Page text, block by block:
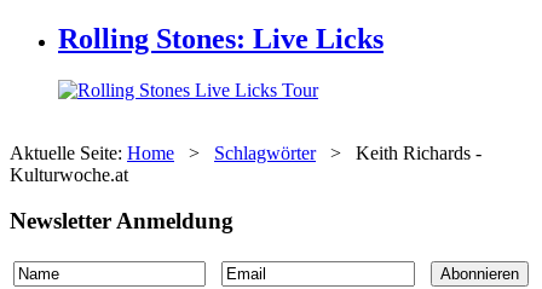
Rolling Stones: Live Licks
Aktuelle Seite: Home > Schlagwörter > Keith Richards -
Kulturwoche.at
Newsletter Anmeldung